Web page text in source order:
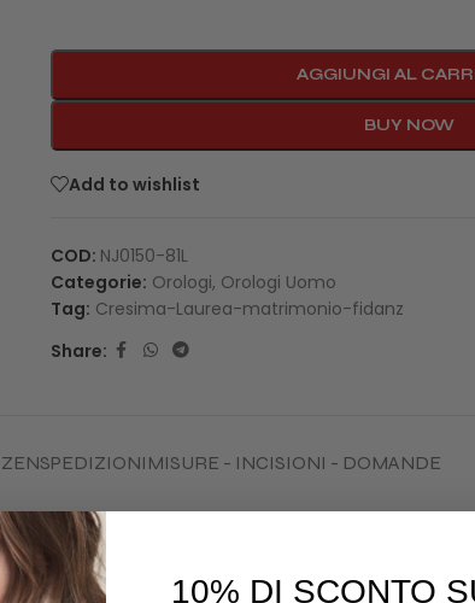
AGGIUNGI AL
BUY NOW
Add to wishlist
COD: NJ0150-81L
Categorie: Orologi, Orologi Uomo
Tag: Cresima-Laurea-matrimonio-fidanz
Share:
SPEDIZIONI MISURE - INCISIONI - DOMANDE
carica automatica, un orologio automatico è un
10% DI SCONTO